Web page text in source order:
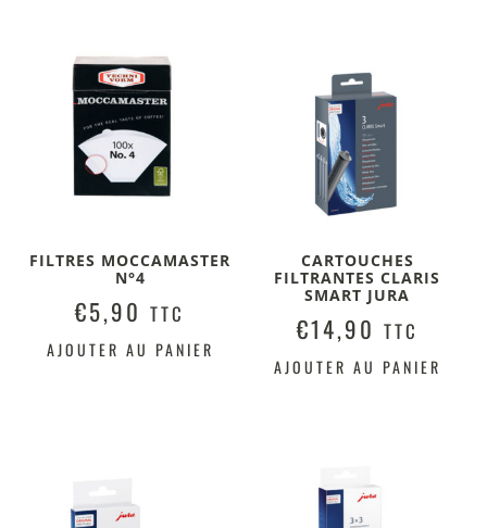
FILTRES MOCCAMASTER
N°4
€5,90 TTC
AJOUTER AU PANIER
CARTOUCHES
FILTRANTES CLARIS
SMART JURA
€14,90 TTC
AJOUTER AU PANIER